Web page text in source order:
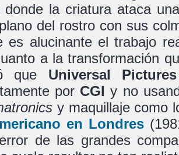
donde la criatura ataca
del rostro con sus
es alucinante el trabajo
a la transformación
que Universal Pictures
por CGI y no
y maquillaje como
en Londres
de las grandes